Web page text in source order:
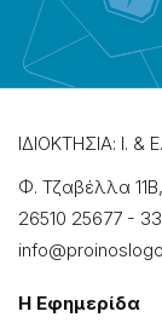
ΙΔΙΟΚΤΗΣΙΑ: Ι.
Φ. Τζαβέλλα
26510 25677 -
Η Εφημερίδα